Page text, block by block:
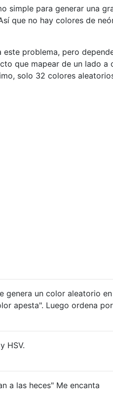
simple para generar una
que no hay colores de
este problema, pero
que mapear de un lado
solo 32 colores
genera un color aleatorio
apesta". Luego ordena
HSV.
a las heces" Me encanta